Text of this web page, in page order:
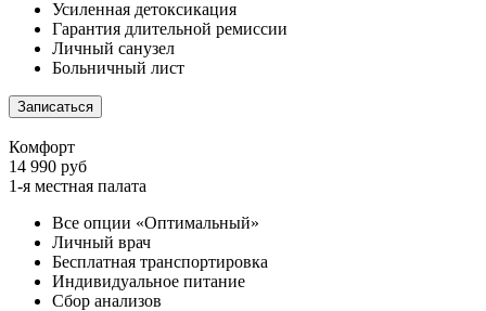
Усиленная детоксикация
Гарантия длительной ремиссии
Личный санузел
Больничный лист
Записаться
Комфорт
14 990 руб
1-я местная палата
Все опции «Оптимальный»
Личный врач
Бесплатная транспортировка
Индивидуальное питание
Сбор анализов